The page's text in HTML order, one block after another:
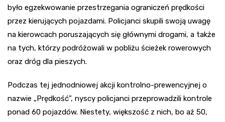
było egzekwowanie przestrzegania ograniczeń prędkości
przez kierujących pojazdami. Policjanci skupili swoją uwagę
na kierowcach poruszających się głównymi drogami, a także
na tych, którzy podróżowali w pobliżu ścieżek rowerowych
oraz dróg dla pieszych.
Podczas tej jednodniowej akcji kontrolno-prewencyjnej o
nazwie „Prędkość”, nyscy policjanci przeprowadzili kontrole
ponad 60 pojazdów. Niestety, większość z nich, bo aż 50,